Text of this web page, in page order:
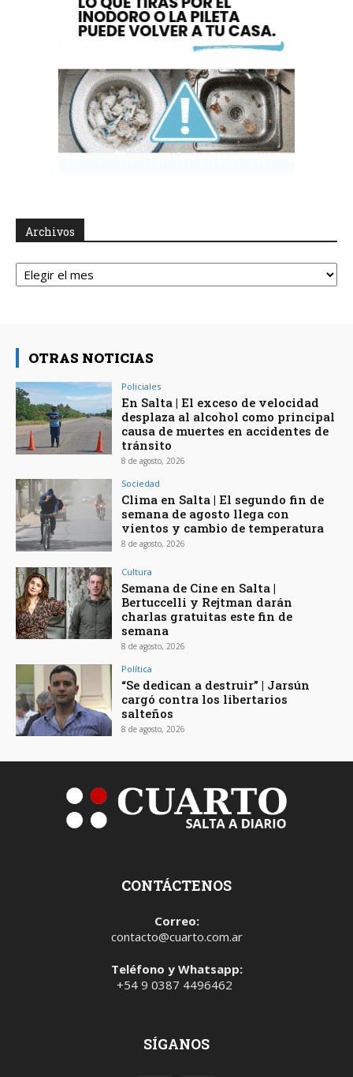
Archivos
Archivos
OTRAS NOTICIAS
Policiales
En Salta | El exceso de velocidad
desplaza al alcohol como principal
causa de muertes en accidentes de
tránsito
8 de agosto, 2026
Sociedad
Clima en Salta | El segundo fin de
semana de agosto llega con
vientos y cambio de temperatura
8 de agosto, 2026
Cultura
Semana de Cine en Salta |
Bertuccelli y Rejtman darán
charlas gratuitas este fin de
semana
8 de agosto, 2026
Política
“Se dedican a destruir” | Jarsún
cargó contra los libertarios
salteños
8 de agosto, 2026
CONTÁCTENOS
Correo:
contacto@cuarto.com.ar
Teléfono y Whatsapp:
+54 9 0387 4496462
SÍGANOS